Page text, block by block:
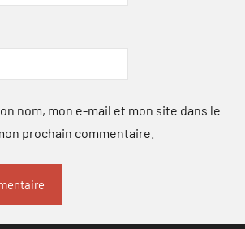
nom, mon e-mail et mon site dans le
prochain commentaire.